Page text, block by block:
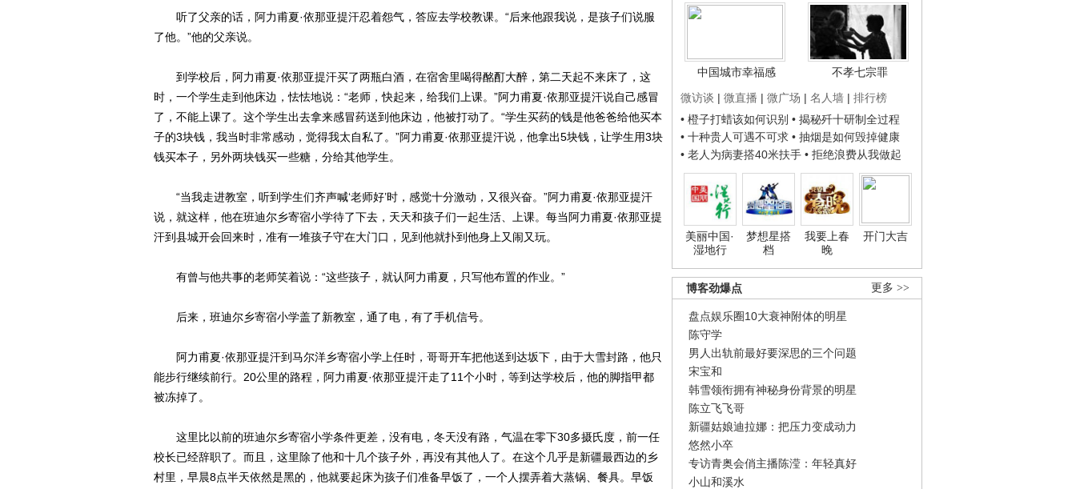
中国城市幸福感
不孝七宗罪
微访谈 | 微直播 | 微广场 | 名人墙 | 排行榜
• 橙子打蜡该如何识别 • 揭秘歼十研制全过程
• 十种贵人可遇不可求 • 抽烟是如何毁掉健康
• 老人为病妻搭40米扶手 • 拒绝浪费从我做起
美丽中国·
湿地行
梦想星搭
档
我要上春
晚
开门大吉
更多 >>
博客劲爆点
盘点娱乐圈10大衰神附体的明星
陈守学
男人出轨前最好要深思的三个问题
宋宝和
韩雪领衔拥有神秘身份背景的明星
陈立飞飞哥
新疆姑娘迪拉娜：把压力变成动力
悠然小卒
专访青奥会俏主播陈滢：年轻真好
小山和溪水
听了父亲的话，阿力甫夏·依那亚提汗忍着怨气，答应去学校教课。“后来他跟我说，是孩子们说服
了他。”他的父亲说。
到学校后，阿力甫夏·依那亚提汗买了两瓶白酒，在宿舍里喝得酩酊大醉，第二天起不来床了，这
时，一个学生走到他床边，怯怯地说：“老师，快起来，给我们上课。”阿力甫夏·依那亚提汗说自己感冒
了，不能上课了。这个学生出去拿来感冒药送到他床边，他被打动了。“学生买药的钱是他爸爸给他买本
子的3块钱，我当时非常感动，觉得我太自私了。”阿力甫夏·依那亚提汗说，他拿出5块钱，让学生用3块
钱买本子，另外两块钱买一些糖，分给其他学生。
“当我走进教室，听到学生们齐声喊‘老师好’时，感觉十分激动，又很兴奋。”阿力甫夏·依那亚提汗
说，就这样，他在班迪尔乡寄宿小学待了下去，天天和孩子们一起生活、上课。每当阿力甫夏·依那亚提
汗到县城开会回来时，准有一堆孩子守在大门口，见到他就扑到他身上又闹又玩。
有曾与他共事的老师笑着说：“这些孩子，就认阿力甫夏，只写他布置的作业。”
后来，班迪尔乡寄宿小学盖了新教室，通了电，有了手机信号。
阿力甫夏·依那亚提汗到马尔洋乡寄宿小学上任时，哥哥开车把他送到达坂下，由于大雪封路，他只
能步行继续前行。20公里的路程，阿力甫夏·依那亚提汗走了11个小时，等到达学校后，他的脚指甲都
被冻掉了。
这里比以前的班迪尔乡寄宿小学条件更差，没有电，冬天没有路，气温在零下30多摄氏度，前一任
校长已经辞职了。而且，这里除了他和十几个孩子外，再没有其他人了。在这个几乎是新疆最西边的乡
村里，早晨8点半天依然是黑的，他就要起床为孩子们准备早饭了，一个人摆弄着大蒸锅、餐具。早饭